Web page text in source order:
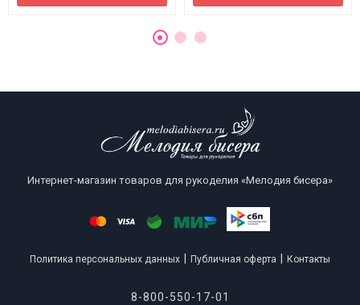
Интернет-магазин товаров для рукоделия «Мелодия бисера»
Политика персональных данных Публичная оферта Контакты
8-800-550-17-01